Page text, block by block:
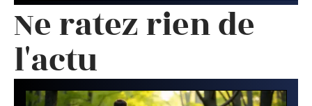
Ne ratez rien de
l'actu